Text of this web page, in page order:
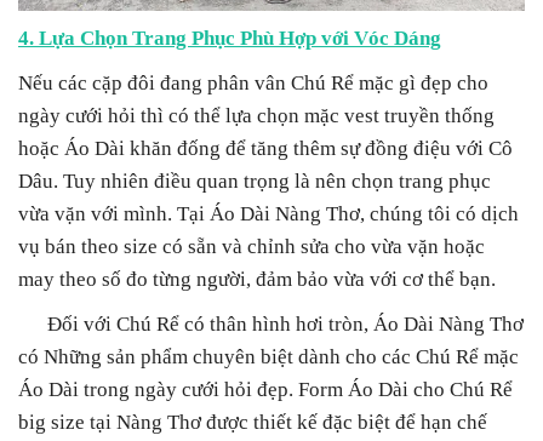
4. Lựa Chọn Trang Phục Phù Hợp với Vóc Dáng
Nếu các cặp đôi đang phân vân Chú Rể mặc gì đẹp cho
ngày cưới hỏi thì có thể lựa chọn mặc vest truyền thống
hoặc Áo Dài khăn đống để tăng thêm sự đồng điệu với Cô
Dâu. Tuy nhiên điều quan trọng là nên chọn trang phục
vừa vặn với mình. Tại Áo Dài Nàng Thơ, chúng tôi có dịch
vụ bán theo size có sẵn và chỉnh sửa cho vừa vặn hoặc
may theo số đo từng người, đảm bảo vừa với cơ thể bạn.
Đối với Chú Rể có thân hình hơi tròn, Áo Dài Nàng Thơ
có Những sản phẩm chuyên biệt dành cho các Chú Rể mặc
Áo Dài trong ngày cưới hỏi đẹp. Form Áo Dài cho Chú Rể
big size tại Nàng Thơ được thiết kế đặc biệt để hạn chế